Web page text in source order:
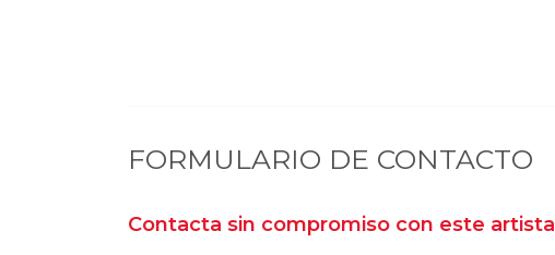
FORMULARIO DE CONTACTO
Contacta sin compromiso con este artista